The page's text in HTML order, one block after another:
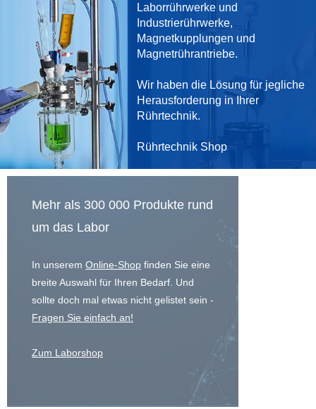
Laborrührwerke und
Industrierührwerke,
Magnetkupplungen und
Magnetrührantriebe.
Wir haben die Lösung für jegliche
Herausforderung in Ihrer
Rührtechnik.
Rührtechnik Shop
Mehr als 300 000 Produkte rund
um das Labor
In unserem Online-Shop finden Sie eine
breite Auswahl für Ihren Bedarf. Und
sollte doch mal etwas nicht gelistet sein -
Fragen Sie einfach an!
Zum Laborshop